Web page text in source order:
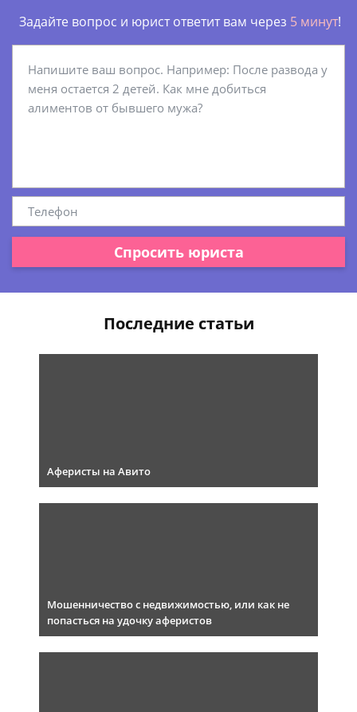
Задайте вопрос и юрист ответит вам через 5 минут!
Спросить юриста
Последние статьи
Аферисты на Авито
Мошенничество с недвижимостью, или как не
попасться на удочку аферистов